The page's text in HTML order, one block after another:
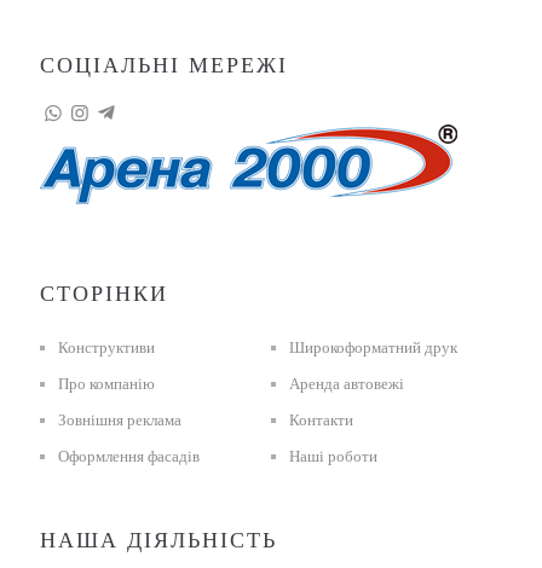
СОЦІАЛЬНІ МЕРЕЖІ
СТОРІНКИ
Конструктиви
Про компанію
Зовнішня реклама
Оформлення фасадів
Широкоформатний друк
Аренда автовежі
Контакти
Наші роботи
НАША ДІЯЛЬНІСТЬ